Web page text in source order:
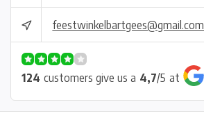
feestwinkelbartgees@gmail.com
124 customers give us a 4,7/5 at